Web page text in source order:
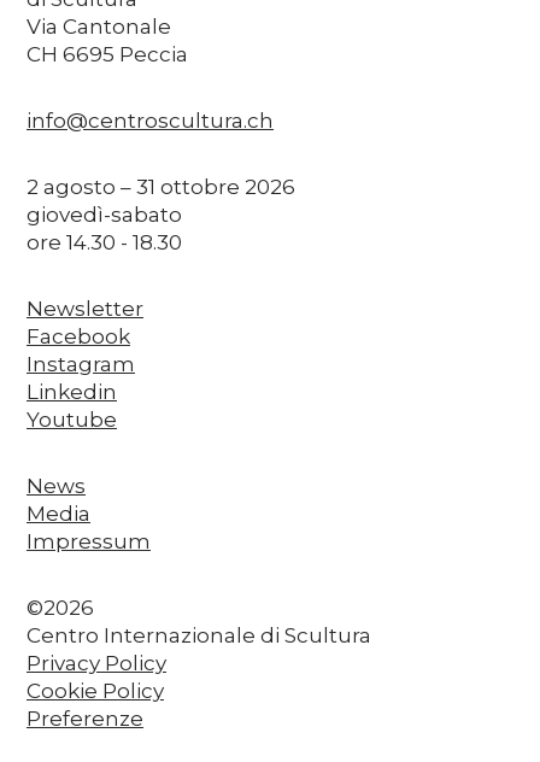
Via Cantonale
CH 6695 Peccia
info@centroscultura.ch
2 agosto – 31 ottobre 2026
giovedì-sabato
ore 14.30 - 18.30
Newsletter
Facebook
Instagram
Linkedin
Youtube
News
Media
Impressum
©2026
Centro Internazionale di Scultura
Privacy Policy
Cookie Policy
Preferenze